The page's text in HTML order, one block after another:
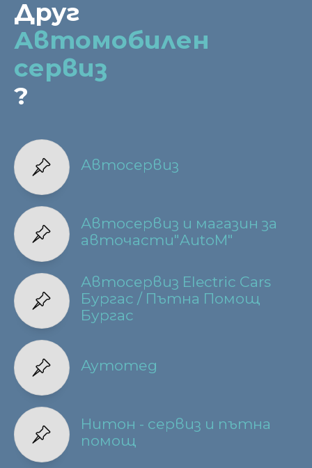
Друг
Автомобилен
сервиз
?
Автосервиз
Автосервиз и магазин за
авточасти"AutoM"
Автосервиз Electric Cars
Бургас / Пътна Помощ
Бургас
Аутотед
Нитон - сервиз и пътна
помощ